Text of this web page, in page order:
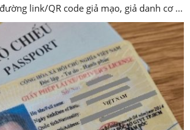
link/QR code giả mạo, giả danh cơ ...